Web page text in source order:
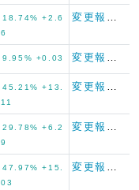
18.74% +2.6
6
9.95% +0.03
45.21% +13.
11
29.78% +6.2
9
47.97% +15.
03